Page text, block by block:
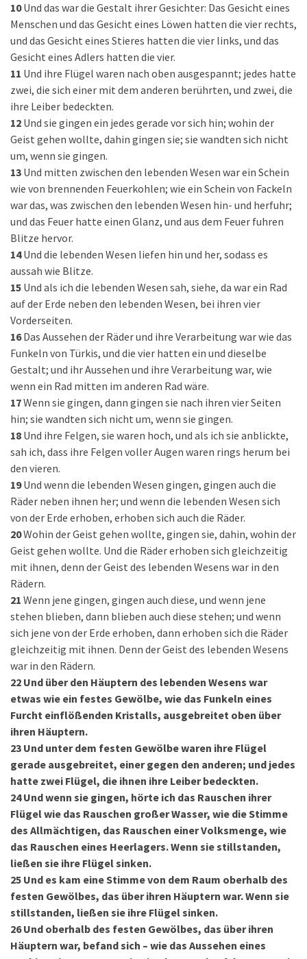
10 Und das war die Gestalt ihrer Gesichter: Das Gesicht eines
Menschen und das Gesicht eines Löwen hatten die vier rechts,
und das Gesicht eines Stieres hatten die vier links, und das
Gesicht eines Adlers hatten die vier.
11 Und ihre Flügel waren nach oben ausgespannt; jedes hatte
zwei, die sich einer mit dem anderen berührten, und zwei, die
ihre Leiber bedeckten.
12 Und sie gingen ein jedes gerade vor sich hin; wohin der
Geist gehen wollte, dahin gingen sie; sie wandten sich nicht
um, wenn sie gingen.
13 Und mitten zwischen den lebenden Wesen war ein Schein
wie von brennenden Feuerkohlen; wie ein Schein von Fackeln
war das, was zwischen den lebenden Wesen hin- und herfuhr;
und das Feuer hatte einen Glanz, und aus dem Feuer fuhren
Blitze hervor.
14 Und die lebenden Wesen liefen hin und her, sodass es
aussah wie Blitze.
15 Und als ich die lebenden Wesen sah, siehe, da war ein Rad
auf der Erde neben den lebenden Wesen, bei ihren vier
Vorderseiten.
16 Das Aussehen der Räder und ihre Verarbeitung war wie das
Funkeln von Türkis, und die vier hatten ein und dieselbe
Gestalt; und ihr Aussehen und ihre Verarbeitung war, wie
wenn ein Rad mitten im anderen Rad wäre.
17Wenn sie gingen, dann gingen sie nach ihren vier Seiten
hin; sie wandten sich nicht um, wenn sie gingen.
18 Und ihre Felgen, sie waren hoch, und als ich sie anblickte,
sah ich, dass ihre Felgen voller Augen waren rings herum bei
den vieren.
19 Und wenn die lebenden Wesen gingen, gingen auch die
Räder neben ihnen her; und wenn die lebenden Wesen sich
von der Erde erhoben, erhoben sich auch die Räder.
20Wohin der Geist gehen wollte, gingen sie, dahin, wohin der
Geist gehen wollte. Und die Räder erhoben sich gleichzeitig
mit ihnen, denn der Geist des lebenden Wesens war in den
Rädern.
21 Wenn jene gingen, gingen auch diese, und wenn jene
stehen blieben, dann blieben auch diese stehen; und wenn
sich jene von der Erde erhoben, dann erhoben sich die Räder
gleichzeitig mit ihnen. Denn der Geist des lebenden Wesens
war in den Rädern.
22 Und über den Häuptern des lebenden Wesens war
etwas wie ein festes Gewölbe, wie das Funkeln eines
Furcht einflößenden Kristalls, ausgebreitet oben über
ihren Häuptern.
23 Und unter dem festen Gewölbe waren ihre Flügel
gerade ausgebreitet, einer gegen den anderen; und jedes
hatte zwei Flügel, die ihnen ihre Leiber bedeckten.
24 Und wenn sie gingen, hörte ich das Rauschen ihrer
Flügel wie das Rauschen großer Wasser, wie die Stimme
des Allmächtigen, das Rauschen einer Volksmenge, wie
das Rauschen eines Heerlagers. Wenn sie stillstanden,
ließen sie ihre Flügel sinken.
25 Und es kam eine Stimme von dem Raum oberhalb des
festen Gewölbes, das über ihren Häuptern war. Wenn sie
stillstanden, ließen sie ihre Flügel sinken.
26 Und oberhalb des festen Gewölbes, das über ihren
Häuptern war, befand sich – wie das Aussehen eines